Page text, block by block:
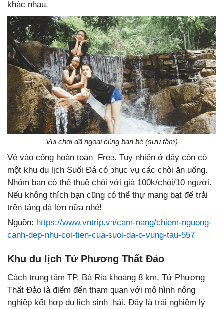
khác nhau.
Vui chơi dã ngoại cùng bạn bè (sưu tầm)
Vé vào cổng hoàn toàn Free. Tuy nhiên ở đây còn có
một khu du lịch Suối Đá có phục vụ các chòi ăn uống.
Nhóm bạn có thể thuê chòi với giá 100k/chòi/10 người.
Nếu không thích bạn cũng có thể thự mang bạt để trải
trên tảng đá lớn nữa nhé!
Nguồn: https://www.vntrip.vn/cam-nang/chiem-nguong-
canh-dep-nhu-coi-tien-cua-suoi-da-o-vung-tau-557
Khu du lịch Tứ Phương Thất Đảo
Cách trung tâm TP. Bà Rịa khoảng 8 km, Tứ Phương
Thất Đảo là điểm đến tham quan với mô hình nông
nghiệp kết hợp du lịch sinh thái. Đây là trải nghiệm lý